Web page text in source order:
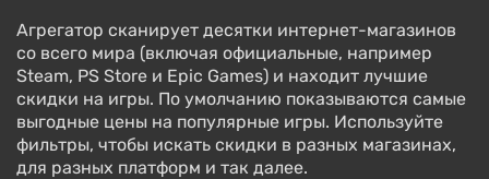
Агрегатор сканирует десятки интернет-магазинов
со всего мира (включая официальные, например
Steam, PS Store и Epic Games) и находит лучшие
скидки на игры. По умолчанию показываются самые
выгодные цены на популярные игры. Используйте
фильтры, чтобы искать скидки в разных магазинах,
для разных платформ и так далее.